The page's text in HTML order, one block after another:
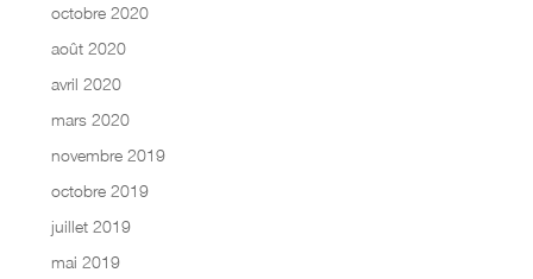
octobre 2020
août 2020
avril 2020
mars 2020
novembre 2019
octobre 2019
juillet 2019
mai 2019